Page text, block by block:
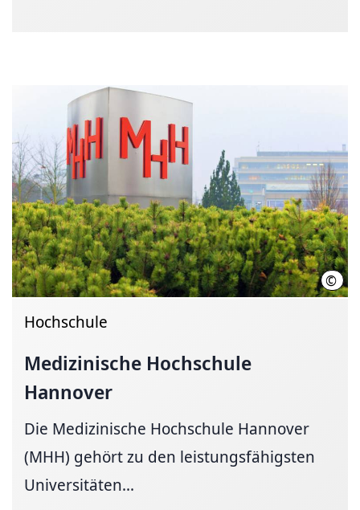
©
Hochschule
Medizinische Hochschule
Hannover
Die Medizinische Hochschule Hannover
(MHH) gehört zu den leistungsfähigsten
Universitäten...